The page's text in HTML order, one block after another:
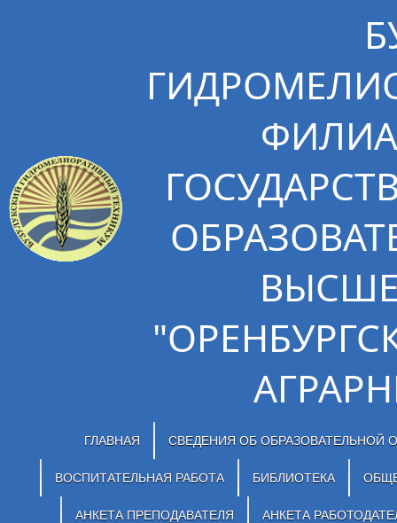
ГЛАВНАЯ СВЕДЕНИЯ ОБ ОБРАЗОВАТЕЛЬНОЙ
ВОСПИТАТЕЛЬНАЯ РАБОТА БИБЛИОТЕКА
АНКЕТА ПРЕПОДАВАТЕЛЯ АНКЕТА